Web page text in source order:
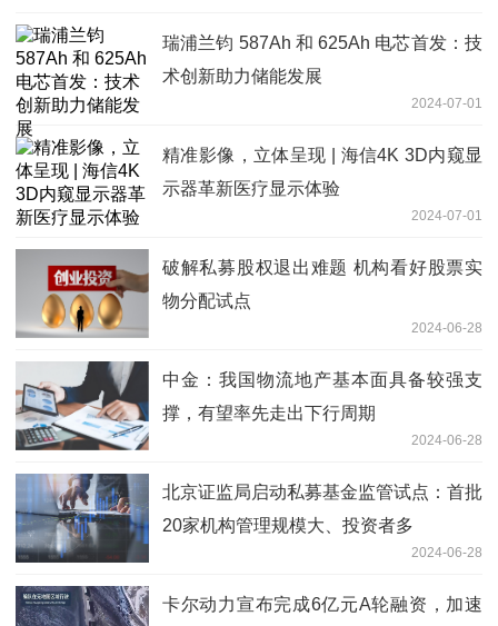
瑞浦兰钧 587Ah 和 625Ah 电芯首发：技
术创新助力储能发展
2024-07-01
精准影像，立体呈现 | 海信4K 3D内窥显
示器革新医疗显示体验
2024-07-01
破解私募股权退出难题 机构看好股票实
物分配试点
2024-06-28
中金：我国物流地产基本面具备较强支
撑，有望率先走出下行周期
2024-06-28
北京证监局启动私募基金监管试点：首批
20家机构管理规模大、投资者多
2024-06-28
卡尔动力宣布完成6亿元A轮融资，加速